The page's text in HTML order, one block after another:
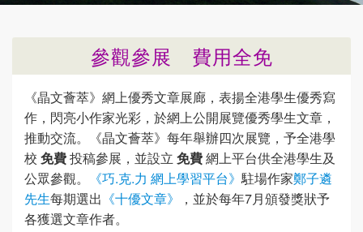
參觀參展 費用全免
《晶文薈萃》網上優秀文章展廊，表揚全港學生優秀寫
作，閃亮小作家光彩，於網上公開展覽優秀學生文章，
推動交流。《晶文薈萃》每年舉辦四次展覽，予全港學
校 免費投稿參展，並設立 免費網上平台供全港學生及
公眾參觀。
《巧.克.力 網上學習平台》駐場作家鄭子遴
先生每期選出 《十優文章》
，並於每年7月頒發獎狀予
各獲選文章作者。